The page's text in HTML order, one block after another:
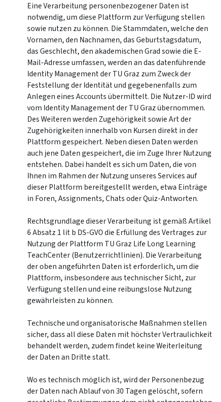
Eine Verarbeitung personenbezogener Daten ist
notwendig, um diese Plattform zur Verfügung stellen
sowie nutzen zu können. Die Stammdaten, welche den
Vornamen, den Nachnamen, das Geburtstagsdatum,
das Geschlecht, den akademischen Grad sowie die E-
Mail-Adresse umfassen, werden an das datenführende
Identity Management der TU Graz zum Zweck der
Feststellung der Identität und gegebenenfalls zum
Anlegen eines Accounts übermittelt. Die Nutzer-ID wird
vom Identity Management der TU Graz übernommen.
Des Weiteren werden Zugehörigkeit sowie Art der
Zugehörigkeiten innerhalb von Kursen direkt in der
Plattform gespeichert. Neben diesen Daten werden
auch jene Daten gespeichert, die im Zuge Ihrer Nutzung
entstehen. Dabei handelt es sich um Daten, die von
Ihnen im Rahmen der Nutzung unseres Services auf
dieser Plattform bereitgestellt werden, etwa Einträge
in Foren, Assignments, Chats oder Quiz-Antworten.
Rechtsgrundlage dieser Verarbeitung ist gemäß Artikel
6 Absatz 1 lit b DS-GVO die Erfüllung des Vertrages zur
Nutzung der Plattform TU Graz Life Long Learning
TeachCenter (Benutzerrichtlinien). Die Verarbeitung
der oben angeführten Daten ist erforderlich, um die
Plattform, insbesondere aus technischer Sicht, zur
Verfügung stellen und eine reibungslose Nutzung
gewährleisten zu können.
Technische und organisatorische Maßnahmen stellen
sicher, dass all diese Daten mit höchster Vertraulichkeit
behandelt werden, zudem findet keine Weiterleitung
der Daten an Dritte statt.
Wo es technisch möglich ist, wird der Personenbezug
der Daten nach Ablauf von 30 Tagen gelöscht, sofern